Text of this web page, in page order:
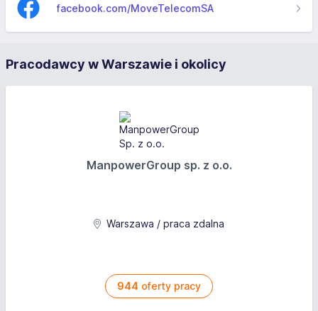
facebook.com/MoveTelecomSA
Pracodawcy w Warszawie i okolicy
ManpowerGroup sp. z o.o.
Warszawa / praca zdalna
944 oferty pracy